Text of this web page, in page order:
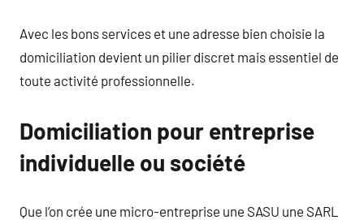
Avec les bons services et une adresse bien choisie la
domiciliation devient un pilier discret mais essentiel de
toute activité professionnelle.
Domiciliation pour entreprise
individuelle ou société
Que l’on crée une micro-entreprise une SASU une SARL